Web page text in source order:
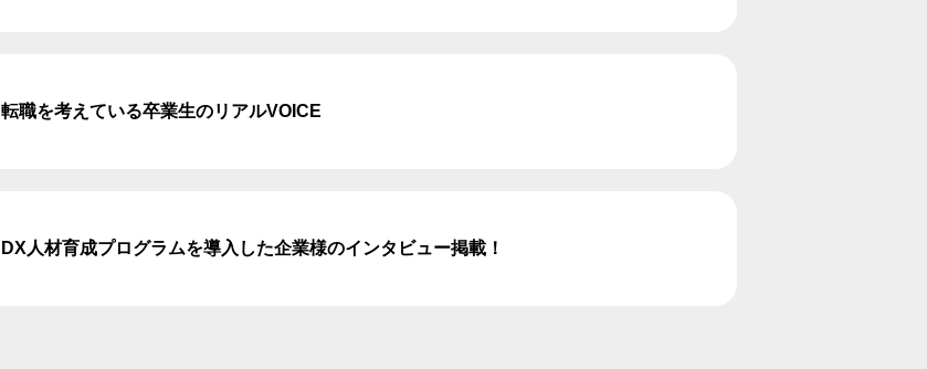
転職を考えている卒業生のリアルVOICE
DX人材育成プログラムを導入した企業様のインタビュー掲載！